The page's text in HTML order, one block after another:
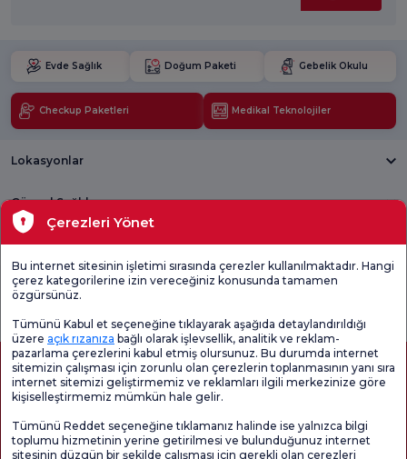
Evde Sağlık Doğum Paketi Gebelik Okulu
Checkup Paketleri Medikal Teknolojiler
Lokasyonlar
Güncel Sağlık
Tıbbi Birimler
Genel
Memnuniyet
Çerezleri Yönet
Bu internet sitesinin işletimi sırasında çerezler kullanılmaktadır. Hangi
çerez kategorilerine izin vereceğiniz konusunda tamamen
özgürsünüz.
Tümünü Kabul et seçeneğine tıklayarak aşağıda detaylandırıldığı
üzere açık rızanıza bağlı olarak işlevsellik, analitik ve reklam-
pazarlama çerezlerini kabul etmiş olursunuz. Bu durumda internet
sitemizin çalışması için zorunlu olan çerezlerin toplanmasının yanı sıra
internet sitemizi geliştirmemiz ve reklamları ilgili merkezinize göre
kişiselleştirmemiz mümkün hale gelir.
Tümünü Reddet seçeneğine tıklamanız halinde ise yalnızca bilgi
toplumu hizmetinin yerine getirilmesi ve bulunduğunuz internet
sitesinin düzgün bir şekilde çalışması için gerekli olan çerezleri